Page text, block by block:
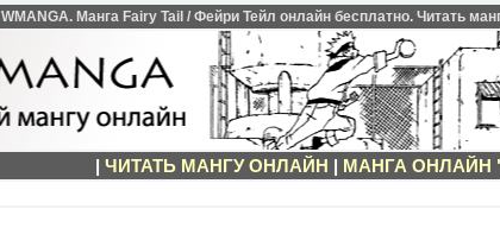
WMANGA. Манга Fairy Tail / Фейри Тейл онлайн бесплатно. Читать
| ЧИТАТЬ МАНГУ ОНЛАЙН | МАНГА ОНЛАЙН